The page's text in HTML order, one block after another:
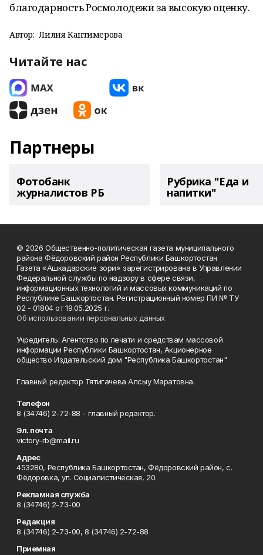
благодарность Росмолодежи за высокую оценку.
Автор: Лилия Кантимерова
Читайте нас
Партнеры
Фотобанк
журналистов РБ
Рубрика "Еда и
напитки"
© 2026 Общественно-политическая газета муниципального
района Фёдоровский район Республики Башкортостан
Газета «Ашкадарские зори» зарегистрирована в Управлении
Федеральной службы по надзору в сфере связи,
информационных технологий и массовых коммуникаций по
Республике Башкортостан. Регистрационный номер ПИ № ТУ
02 - 01804 от 19.05.2025 г.
Об использовании персональных данных
Учредитель: Агентство по печати и средствам массовой
информации Республики Башкортостан, Акционерное
общество Издательский дом "Республика Башкортостан"
Главный редактор Тятигачева Алсыу Маратовна.
Телефон
8 (34746) 2-72-88 - главный редактор.
Эл. почта
victory-rb@mail.ru
Адрес
453280, Республика Башкортостан, Фёдоровский район, с.
Фёдоровка, ул. Социалистическая, 20.
Рекламная служба
8 (34746) 2-73-00
Редакция
8 (34746) 2-73-00, 8 (34746) 2-72-88
Приемная